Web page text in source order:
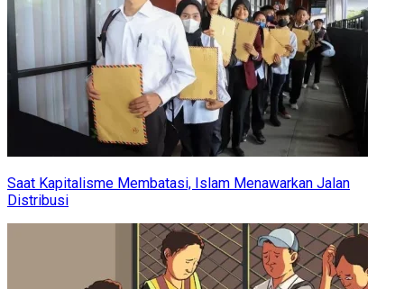
Saat Kapitalisme Membatasi, Islam Menawarkan Jalan
Distribusi